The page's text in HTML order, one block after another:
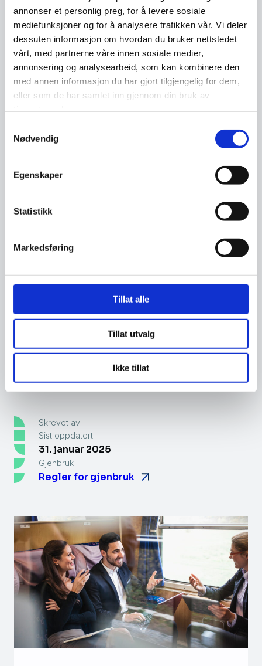
annonser et personlig preg, for å levere sosiale
mediefunksjoner og for å analysere trafikken vår. Vi deler
dessuten informasjon om hvordan du bruker nettstedet
vårt, med partnerne våre innen sosiale medier,
annonsering og analysearbeid, som kan kombinere den
med annen informasjon du har gjort tilgjengelig for dem,
eller som de har samlet inn gjennom din bruk av
Nødvendig
Egenskaper
Statistikk
Markedsføring
Tillat alle
Tillat utvalg
Ikke tillat
Det finnes ingen fasit på hvordan virksomheter
får en god sikkerhetskultur. Hvordan den
enkelte virksomhet jobber med
sikkerhetskultur er ulikt og må tilpasses den
enkelte. Vi vil likevel presentere noen punkter
som kan hjelpe til i prosessen.
kulturendring og gå foran som et godt
overordnede organisasjonskulturen hvor
fokuset ligger på virksomhetens visjon
kultur er noe som etableres over tid, og
at en endring ikke vil oppstå med en
gang.
Arbeidet med sikkerhetskultur må være
kontinuerlig gjennom hele virksomhetens
Skrevet av
Sist oppdatert
31. januar 2025
Gjenbruk
Regler for gjenbruk